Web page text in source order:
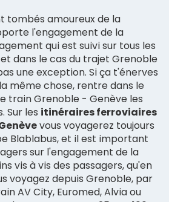
tombés amoureux de la
l'engagement de la
qui est suivi sur tous les
dans le cas du trajet Grenoble
une exception. Si ça t'énerves
même chose, rentre dans le
train Grenoble - Genève les
Sur les itinéraires ferroviaires
vous voyagerez toujours
Blablabus, et il est important
sur l'engagement de la
vis à vis des passagers, qu'en
voyagez depuis Grenoble, par
AV City, Euromed, Alvia ou